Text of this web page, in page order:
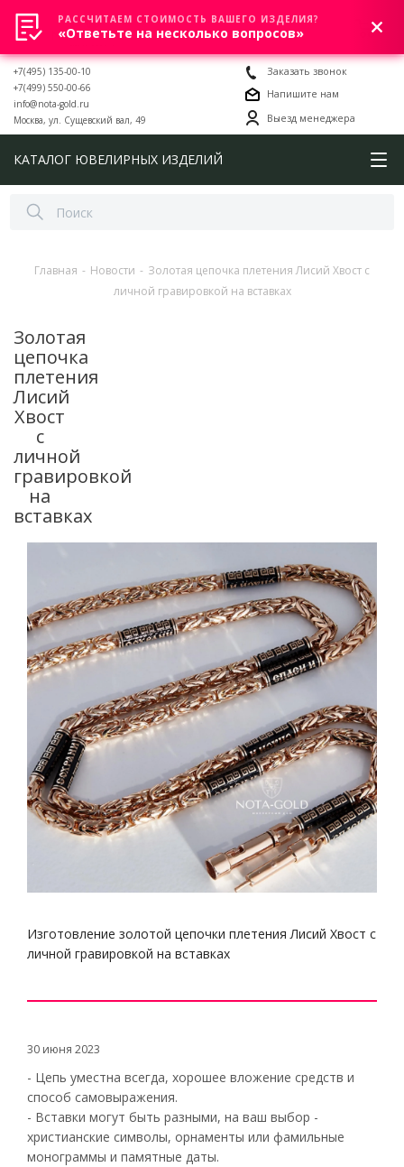
0
+7(495) 135-00-10
+7(499) 550-00-66
info@nota-gold.ru
Москва, ул. Сущевский вал, 49
Заказать звонок
Напишите нам
Выезд менеджера
КАТАЛОГ ЮВЕЛИРНЫХ ИЗДЕЛИЙ
Главная - Новости - Золотая цепочка плетения Лисий Хвост с
личной гравировкой на вставках
Золотая
цепочка
плетения
Лисий
Хвост
с
личной
гравировкой
на
вставках
Изготовление золотой цепочки плетения Лисий Хвост с
личной гравировкой на вставках
30 июня 2023
- Цепь уместна всегда, хорошее вложение средств и
способ самовыражения.
- Вставки могут быть разными, на ваш выбор -
христианские символы, орнаменты или фамильные
монограммы и памятные даты.
РАССЧИТАЕМ СТОИМОСТЬ ВАШЕГО ИЗДЕЛИЯ?
«Ответьте на несколько вопросов»